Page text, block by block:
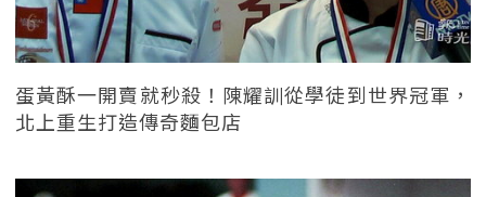
蛋黃酥一開賣就秒殺！陳耀訓從學徒到世界冠軍，
北上重生打造傳奇麵包店